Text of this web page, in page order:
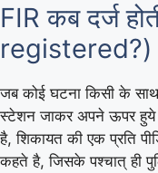
FIR कब दर्ज
registered?)
जब कोई घटना किसी के साथ
स्टेशन जाकर अपने ऊपर हुये
है, शिकायत की एक प्रति
कहते है, जिसके पश्चात् ही